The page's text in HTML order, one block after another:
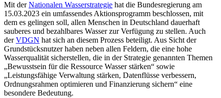
Mit derNationalen Wasserstrategie hat die Bundesregierung am
15.03.2023 ein umfassendes Aktionsprogramm beschlossen, mit
dem es gelingen soll, allen Menschen in Deutschland dauerhaft
sauberes und bezahlbares Wasser zur Verfügung zu stellen. Auch
derVDGN hat sich an diesem Prozess beteiligt. Aus Sicht der
Grundstücksnutzer haben neben allen Feldern, die eine hohe
Wasserqualität sicherstellen, die in der Strategie genannten Themen
„Bewusstsein für die Ressource Wasser stärken“ sowie
„Leistungsfähige Verwaltung stärken, Datenflüsse verbessern,
Ordnungsrahmen optimieren und Finanzierung sichern“ eine
besondere Bedeutung.